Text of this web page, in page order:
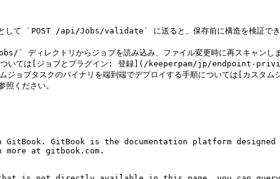
て `POST /api/Jobs/validate` に送ると、保存前に構造を検証でき
ィレクトリからジョブを読み込み、ファイル変更時に再スキャンしま
については[ジョブとプラグイン: 登録](/keeperpam/jp/
ジョブタスクのバイナリを端到端でデプロイする手順について
ください。
GitBook is the documentation platform
at gitbook.com.